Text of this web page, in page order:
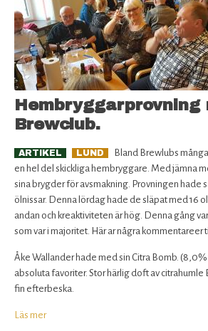
Hembryggarprovning
Brewclub.
ARTIKEL LUND
Bland Brewlubs
en hel del skickliga hembryggare. Med jämna
sina brygder för avsmakning. Provningen hade
ölnissar. Denna lördag hade de släpat med 16
andan och kreaktiviteten är hög. Denna gång
som var i majoritet. Här ar några kommentareer
Åke Wallander hade med sin Citra Bomb.
absoluta favoriter. Stor härlig doft av
fin efterbeska.
Läs merom